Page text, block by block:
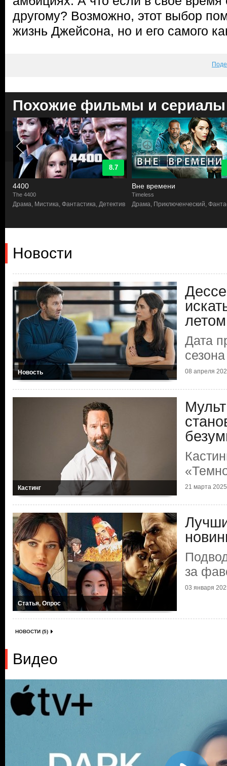
другому? Возможно, этот выбор
жизнь Джейсона, но и его самого
Похожие фильмы и сериалы
8.7
4400
The 4400
Драма, Мистика, Фантастика, Детектив
Вне времени
Timeless
Драма, Приключенческий,
Новости
Новость
летом
Дата
08 апреля
Кастинг 21 марта 2025
Статья, Опрос
за
03 января
НОВОСТИ (5)
Видео